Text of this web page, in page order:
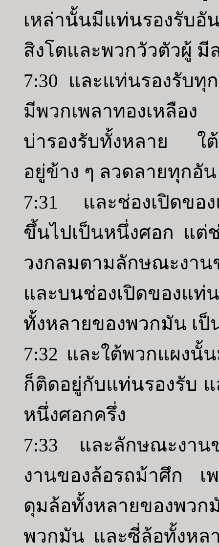
เหล่านั้นมีแท่นรองรับอั
สิงโตและพวกวัวตัวผู้
7:30 และแท่นรองรับทุ
มีพวกเพลาทองเหลือ
บ่ารองรับทั้งหลาย ใต้
อยู่ข้าง ๆ ลวดลายทุกอัน
7:31 และช่องเปิดขอ
ขึ้นไปเป็นหนึ่งศอก แต่
วงกลมตามลักษณะงา
และบนช่องเปิดของแท่
ทั้งหลายของพวกมัน เ
7:32 และใต้พวกแผงนั้
ก็ติดอยู่กับแท่นรองรับ
หนึ่งศอกครึ่ง
7:33 และลักษณะงาน
งานของล้อรถม้าศึก เ
ดุมล้อทั้งหลายของพว
พวกมัน และซี่ล้อทั้งหล